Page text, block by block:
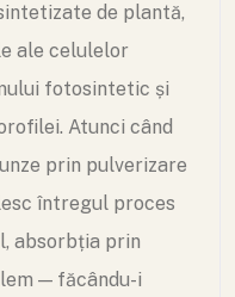
de plantă,
ale celulelor
fotosintetic și
Atunci când
prin pulverizare
întregul proces
absorbția prin
— făcându-i